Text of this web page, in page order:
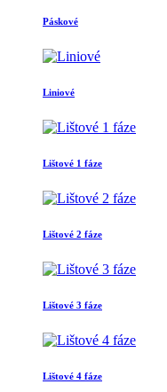
Páskové
Liniové
Lištové 1 fáze
Lištové 2 fáze
Lištové 3 fáze
Lištové 4 fáze